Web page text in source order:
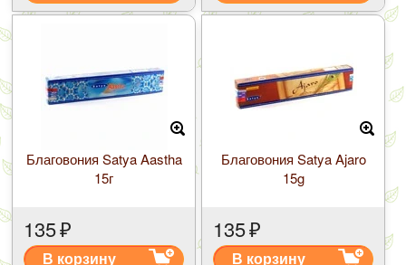
Благовония Satya Aastha
15г
135₽
В корзину
Благовония Satya Ajaro
15g
135₽
В корзину